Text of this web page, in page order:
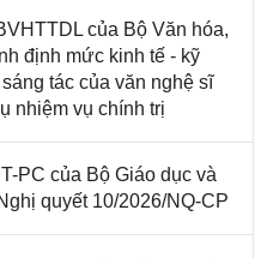
của Bộ Văn hóa,
định mức kinh tế - kỹ
tác của văn nghệ sĩ
nhiệm vụ chính trị
PC của Bộ Giáo dục và
quyết 10/2026/NQ-CP